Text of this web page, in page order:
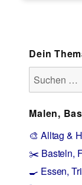
Dein
Suchen
nach:
Malen,
🎨 Alltag &
✂️ Basteln,
🍳 Essen,